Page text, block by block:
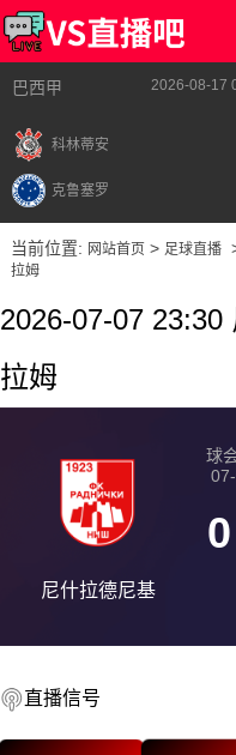
巴西甲 2026-08-17
科林蒂安
克鲁塞罗
当前位置: 网站首页> 足球直播
拉姆
2026-07-07
拉姆
尼什拉德尼基
球
0
直播信号
2026-08-17 【球